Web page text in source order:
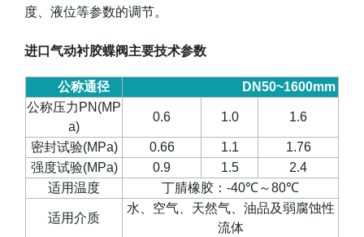
度、液位等参数的调节。
进口气动衬胶蝶阀主要技术参数
公称通径
DN50~1600mm
公称压力 PN(MP
a)
0.6 1.0 1.6
密封试验(MPa) 0.66 1.1
1.76
强度试验(MPa) 0.9 1.5
2.4
适用温度
丁腈橡胶： -40℃～80℃
适用介质
水、空气、天然气、油品及弱腐蚀性
流体